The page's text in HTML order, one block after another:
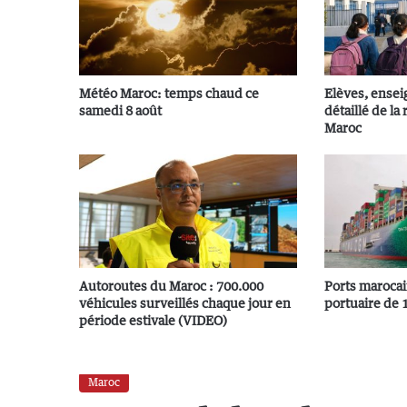
Météo Maroc: temps chaud ce
samedi 8 août
Elèves,
détaillé de la
Maroc
Autoroutes du Maroc : 700.000
véhicules surveillés chaque jour en
période estivale (VIDEO)
Ports
portuaire de